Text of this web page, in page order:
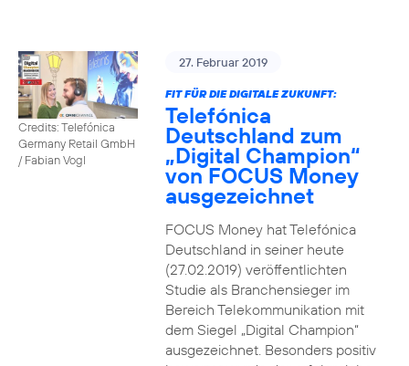
Credits: Telefónica
Germany Retail GmbH
/ Fabian Vogl
27. Februar 2019
FIT FÜR DIE DIGITALE ZUKUNFT:
Telefónica
Deutschland zum
„Digital Champion“
von FOCUS Money
ausgezeichnet
FOCUS Money hat Telefónica
Deutschland in seiner heute
(27.02.2019) veröffentlichten
Studie als Branchensieger im
Bereich Telekommunikation mit
dem Siegel „Digital Champion“
ausgezeichnet. Besonders positiv